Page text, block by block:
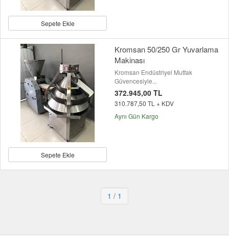
Sepete Ekle
Sepete Ekle
Kromsan 50/250 Gr Yuvarlama
Makinası
Kromsan Endüstriyel Mutfak
Güvencesiyle...
372.945,00 TL
310.787,50 TL + KDV
Aynı Gün Kargo
1 / 1